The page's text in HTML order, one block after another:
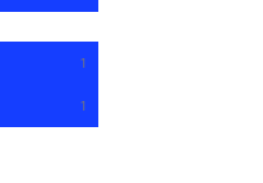
1
1